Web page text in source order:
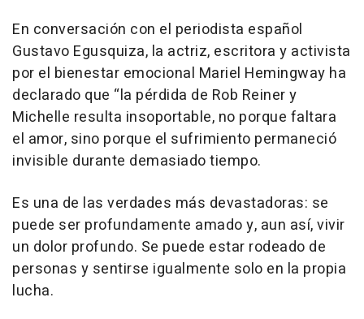
En conversación con el periodista español
Gustavo Egusquiza, la actriz, escritora y activista
por el bienestar emocional Mariel Hemingway ha
declarado que “la pérdida de Rob Reiner y
Michelle resulta insoportable, no porque faltara
el amor, sino porque el sufrimiento permaneció
invisible durante demasiado tiempo.
Es una de las verdades más devastadoras: se
puede ser profundamente amado y, aun así, vivir
un dolor profundo. Se puede estar rodeado de
personas y sentirse igualmente solo en la propia
lucha.